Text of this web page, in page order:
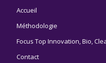
Accueil
Méthodologie
Focus Top Innovation, Bio,
Contact